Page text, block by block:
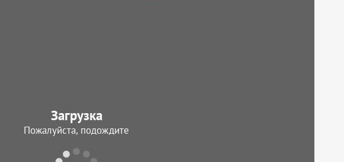
Загрузка
Пожалуйста, подождите